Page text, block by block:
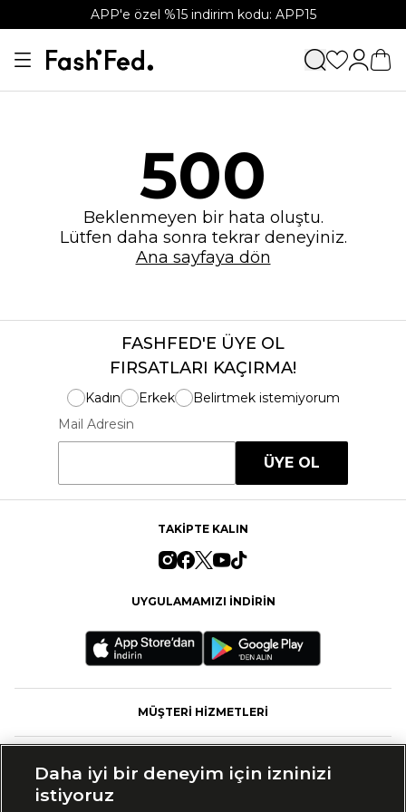
APP'e özel %15 indirim kodu: APP15
500
Beklenmeyen bir hata oluştu.
Lütfen daha sonra tekrar deneyiniz.
Ana sayfaya dön
FASHFED'E ÜYE OL
FIRSATLARI KAÇIRMA!
Kadın Erkek
Belirtmek istemiyorum
Mail Adresin
ÜYE OL
TAKİPTE KALIN
UYGULAMAMIZI İNDİRİN
MÜŞTERİ HİZMETLERİ
Daha iyi bir deneyim için izninizi
istiyoruz